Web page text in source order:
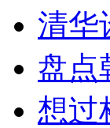
清华
盘点
想过